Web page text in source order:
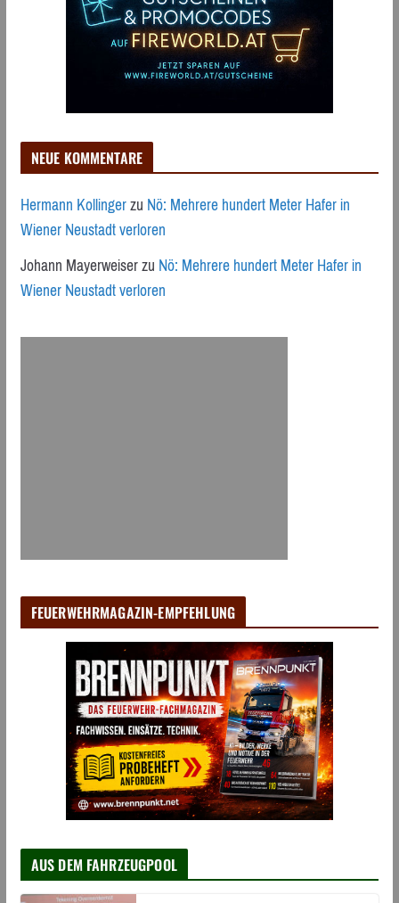
NEUE KOMMENTARE
Hermann KollingerzuNö: Mehrere hundert Meter Hafer in
Wiener Neustadt verloren
Johann MayerweiserzuNö: Mehrere hundert Meter Hafer in
Wiener Neustadt verloren
FEUERWEHRMAGAZIN-EMPFEHLUNG
AUS DEM FAHRZEUGPOOL